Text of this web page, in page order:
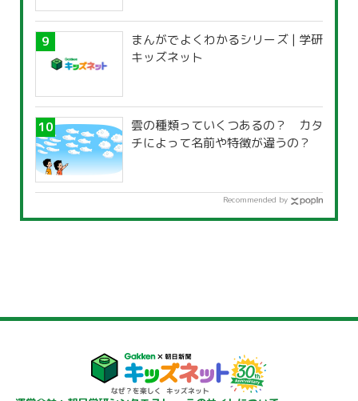
まんがでよくわかるシリーズ | 学研
キッズネット
雲の種類っていくつあるの？ カタ
チによって名前や特徴が違うの？
Recommended by